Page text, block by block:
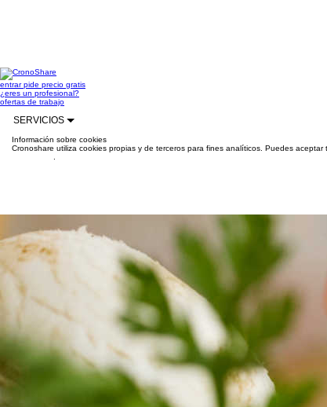
entrarpide precio gratis
¿eres un profesional?
ofertas de trabajo
SERVICIOS
Información sobre cookies
Cronoshare utiliza cookies propias y de terceros para fines analíticos. Puedes